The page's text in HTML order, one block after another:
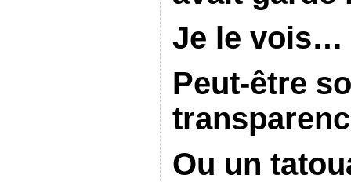
Je le vois…
Peut-être
Ou un